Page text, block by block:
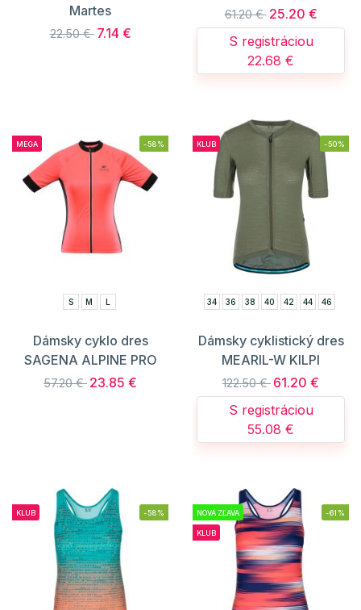
Martes
22.50 € 7.14 €
61.20 € 25.20 €
S registráciou
22.68 €
MEGA -58%
S M L
Dámsky cyklo dres
SAGENA ALPINE PRO
57.20 € 23.85 €
KLUB -50%
34 36 38 40 42 44 46
Dámsky cyklistický dres
MEARIL-W KILPI
122.50 € 61.20 €
S registráciou
55.08 €
KLUB -58% NOVÁ ZĽAVA
KLUB
-61%